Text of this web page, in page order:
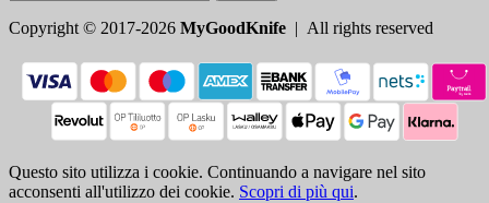
Copyright © 2017-2026 MyGoodKnife | All rights reserved
Questo sito utilizza i cookie. Continuando a navigare nel sito
acconsenti all'utilizzo dei cookie. Scopri di più qui.